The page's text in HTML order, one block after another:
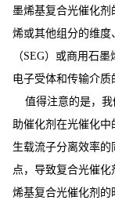
墨烯基复合光催化
烯或其他组分的维
（SEG）或商用石
电子受体和传输介质
值得注意的是，我
助催化剂在光催化
生载流子分离效率
点，导致复合光催
烯基复合光催化剂的